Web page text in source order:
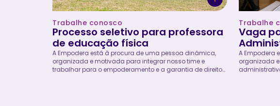
Trabalhe conosco
Processo seletivo para professora
de educação física
A Empodera está à procura de uma pessoa dinâmica,
organizada e motivada para integrar nosso time e
trabalhar para o empoderamento e a garantia de direitos
Trabalhe
Vaga
A Empodera
organizada